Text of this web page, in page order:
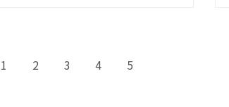
1 2 3 4 5